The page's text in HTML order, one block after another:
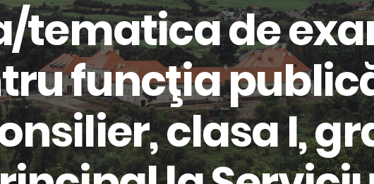
tematica de
funcţia
clasa I,